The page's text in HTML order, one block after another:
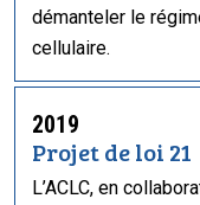
démanteler le
cellulaire.
2019
Projet de loi 21
L’ACLC, en